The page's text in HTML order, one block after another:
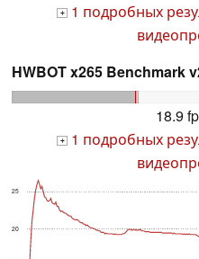
+ 1 подробных
HWBOT x265 Benchmark
18.9
+ 1 подробных
20
25